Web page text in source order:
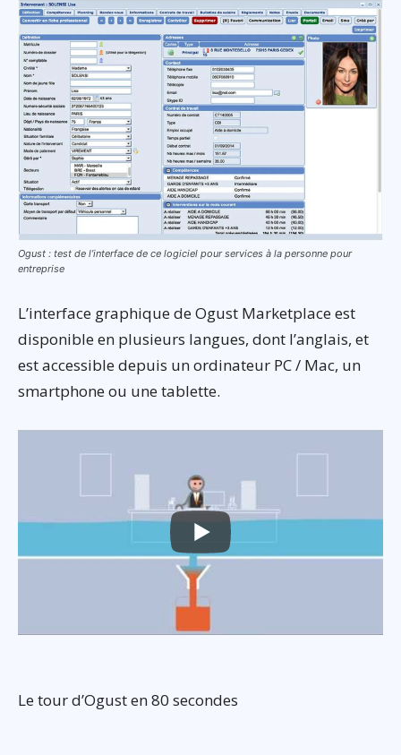
Ogust : test de l’interface de ce logiciel pour services à la personne pour
entreprise
L’interface graphique de Ogust Marketplace est
disponible en plusieurs langues, dont l’anglais, et
est accessible depuis un ordinateur PC / Mac, un
smartphone ou une tablette.
Le tour d’Ogust en 80 secondes